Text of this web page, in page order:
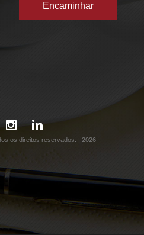
os direitos reservados. | 2026